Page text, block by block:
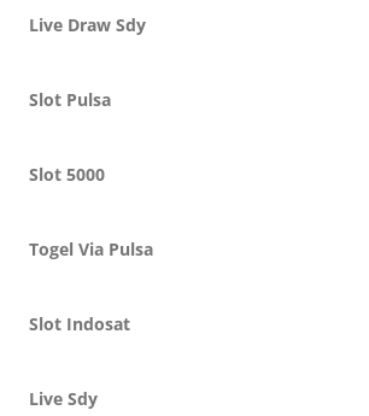
Live Draw Sdy
Slot Pulsa
Slot 5000
Togel Via Pulsa
Slot Indosat
Live Sdy